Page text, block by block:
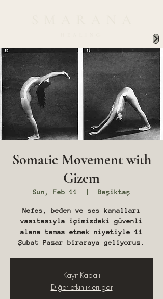
Somatic Movement with
Gizem
Sun, Feb 11 Beşiktaş
Nefes, beden ve ses kanalları
vasıtasıyla içimizdeki güvenli
alana temas etmek niyetiyle 11
Şubat Pazar biraraya geliyoruz.
Kayıt Kapalı
Diğer etkinlikleri gör